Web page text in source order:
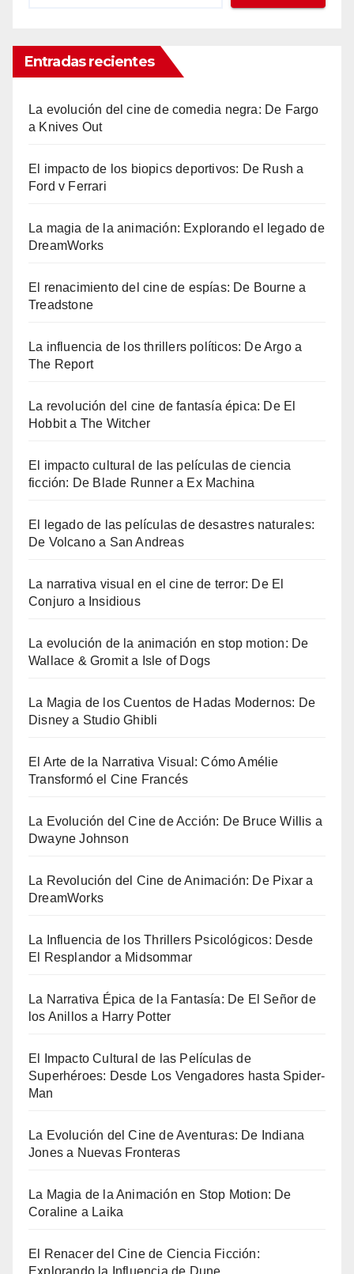
Entradas recientes
La evolución del cine de comedia negra: De Fargo
a Knives Out
El impacto de los biopics deportivos: De Rush a
Ford v Ferrari
La magia de la animación: Explorando el legado de
DreamWorks
El renacimiento del cine de espías: De Bourne a
Treadstone
La influencia de los thrillers políticos: De Argo a
The Report
La revolución del cine de fantasía épica: De El
Hobbit a The Witcher
El impacto cultural de las películas de ciencia
ficción: De Blade Runner a Ex Machina
El legado de las películas de desastres naturales:
De Volcano a San Andreas
La narrativa visual en el cine de terror: De El
Conjuro a Insidious
La evolución de la animación en stop motion: De
Wallace & Gromit a Isle of Dogs
La Magia de los Cuentos de Hadas Modernos: De
Disney a Studio Ghibli
El Arte de la Narrativa Visual: Cómo Amélie
Transformó el Cine Francés
La Evolución del Cine de Acción: De Bruce Willis a
Dwayne Johnson
La Revolución del Cine de Animación: De Pixar a
DreamWorks
La Influencia de los Thrillers Psicológicos: Desde
El Resplandor a Midsommar
La Narrativa Épica de la Fantasía: De El Señor de
los Anillos a Harry Potter
El Impacto Cultural de las Películas de
Superhéroes: Desde Los Vengadores hasta Spider-
Man
La Evolución del Cine de Aventuras: De Indiana
Jones a Nuevas Fronteras
La Magia de la Animación en Stop Motion: De
Coraline a Laika
El Renacer del Cine de Ciencia Ficción:
Explorando la Influencia de Dune